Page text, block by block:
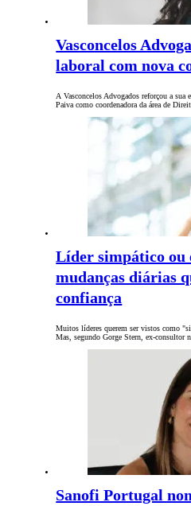
Vasconcelos
laboral com nova
A Vasconcelos Advogados reforçou a sua
Paiva como coordenadora da área de
Líder simpático ou
mudanças diárias
confiança
Muitos líderes querem ser vistos como
Mas, segundo Gorge Stern, ex-
Sanofi Portugal